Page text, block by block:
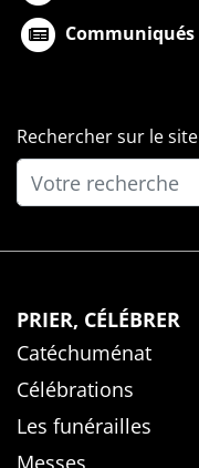
Communiqués
Rechercher sur le site
PRIER, CÉLÉBRER
Catéchuménat
Célébrations
Les funérailles